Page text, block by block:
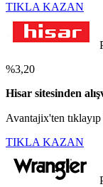
TIKLA KAZAN
%3,20
Hisar sitesinden
Avantajix'ten
TIKLA KAZAN